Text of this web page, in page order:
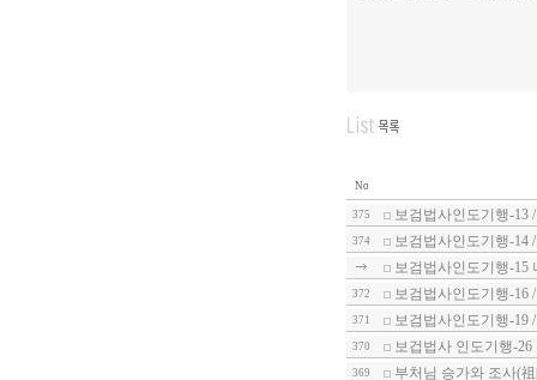
No
375 보검법사인도기행-13
374
보검법사인도기행-14
보검법사인도기행-15
372 보검법사인도기행-16
371 보검법사인도기행-19
370 보겁법사 인도기행-26
369 부처님 승가와 조사(